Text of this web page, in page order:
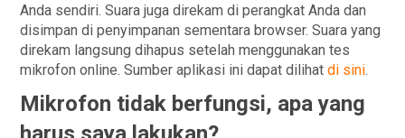
Anda sendiri. Suara juga direkam di perangkat Anda dan
disimpan di penyimpanan sementara browser. Suara yang
direkam langsung dihapus setelah menggunakan tes
mikrofon online. Sumber aplikasi ini dapat dilihat di sini.
Mikrofon tidak berfungsi, apa yang